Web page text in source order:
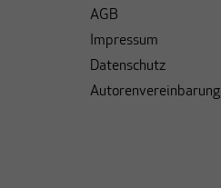
AGB
Impressum
Datenschutz
Autorenvereinbarung